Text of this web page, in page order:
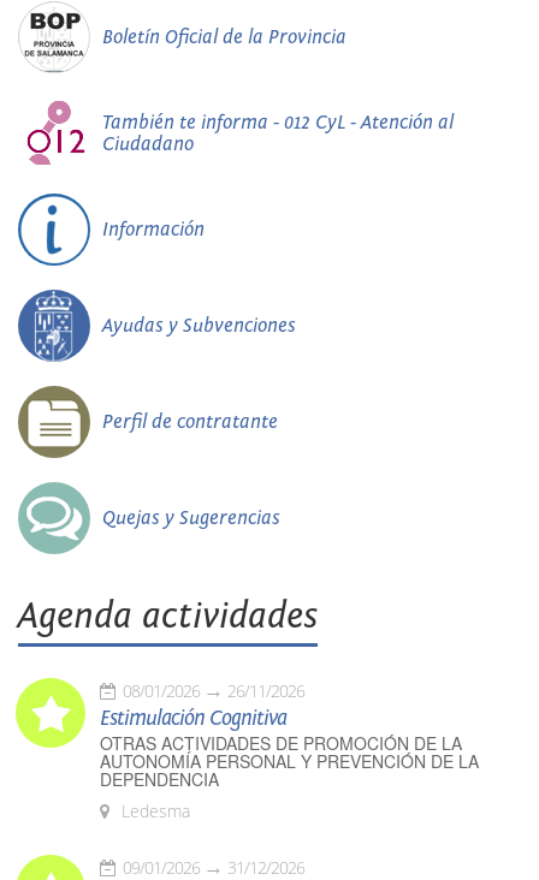
Boletín Oficial de la Provincia
También te informa - 012 CyL - Atención al
Ciudadano
Información
Ayudas y Subvenciones
Perfil de contratante
Quejas y Sugerencias
Agenda actividades
08/01/2026 26/11/2026
Estimulación Cognitiva
OTRAS ACTIVIDADES DE PROMOCIÓN DE LA
AUTONOMÍA PERSONAL Y PREVENCIÓN DE LA
DEPENDENCIA
Ledesma
09/01/2026 31/12/2026